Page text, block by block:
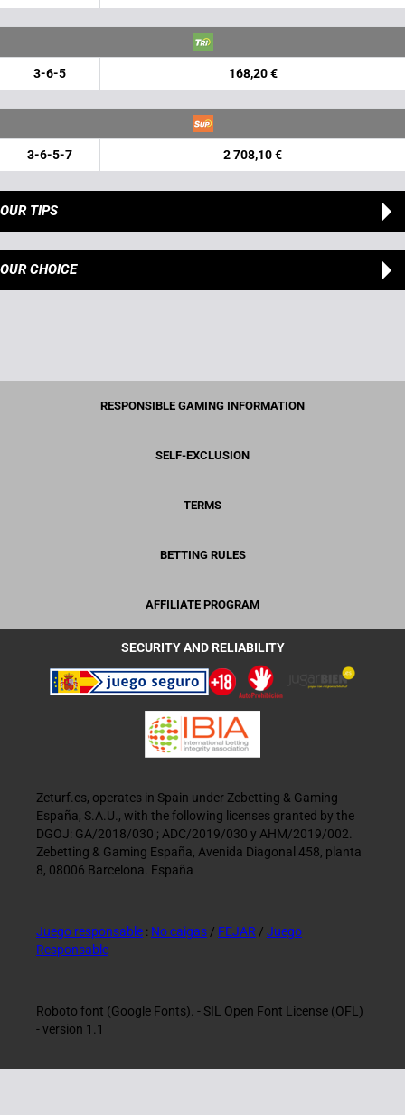
3-6-5 168,20 €
3-6-5-7 2 708,10 €
OUR TIPS
OUR CHOICE
RESPONSIBLE GAMING INFORMATION
SELF-EXCLUSION
TERMS
BETTING RULES
AFFILIATE PROGRAM
SECURITY AND RELIABILITY
Zeturf.es, operates in Spain under Zebetting & Gaming
España, S.A.U., with the following licenses granted by the
DGOJ: GA/2018/030 ; ADC/2019/030 y AHM/2019/002.
Zebetting & Gaming España, Avenida Diagonal 458, planta
8, 08006 Barcelona. España
Juego responsable : No caigas / FEJAR / Juego
Responsable
Roboto font (Google Fonts). - SIL Open Font License (OFL)
- version 1.1